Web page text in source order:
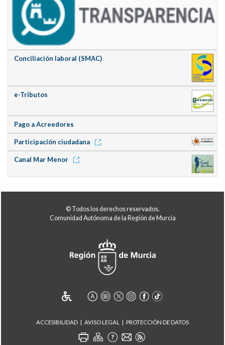
Conciliación laboral (SMAC)
e-Tributos
Pago a Acreedores
Participación ciudadana
Canal Mar Menor
© Todos los derechos reservados.
Comunidad Autónoma de la Región de Murcia
ACCESIBILIDAD AVISO LEGAL PROTECCIÓN DE DATOS